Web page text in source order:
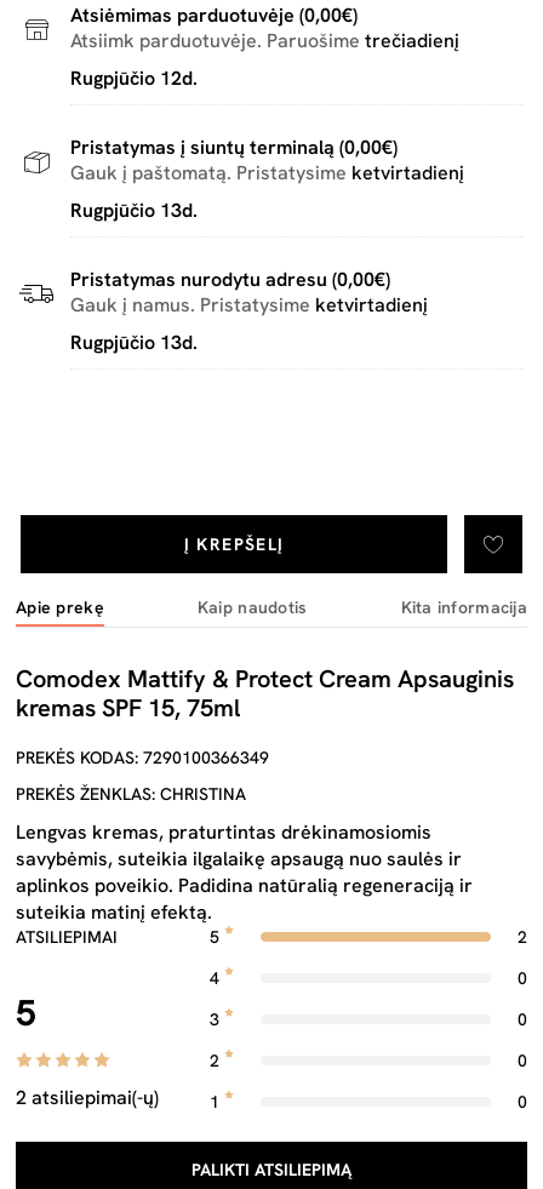
Į KREPŠELĮ
Atsiėmimas parduotuvėje (0,00€)
Atsiimk parduotuvėje. Paruošime trečiadienį
Rugpjūčio 12d.
Pristatymas į siuntų terminalą (0,00€)
Gauk į paštomatą. Pristatysime ketvirtadienį
Rugpjūčio 13d.
Pristatymas nurodytu adresu (0,00€)
Gauk į namus. Pristatysime ketvirtadienį
Rugpjūčio 13d.
Apie prekę Kaip naudotis Kita informacija
Comodex Mattify & Protect Cream Apsauginis
kremas SPF 15, 75ml
PREKĖS KODAS: 7290100366349
PREKĖS ŽENKLAS: CHRISTINA
Lengvas kremas, praturtintas drėkinamosiomis
savybėmis, suteikia ilgalaikę apsaugą nuo saulės ir
aplinkos poveikio. Padidina natūralią regeneraciją ir
suteikia matinį efektą.
ATSILIEPIMAI
5
2 atsiliepimai(-ų)
5
2
4
0
3
0
2
0
1
0
PALIKTI ATSILIEPIMĄ